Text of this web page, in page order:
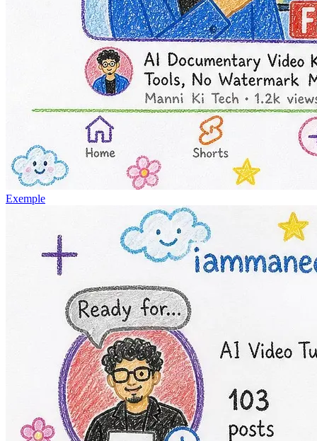
Exemple